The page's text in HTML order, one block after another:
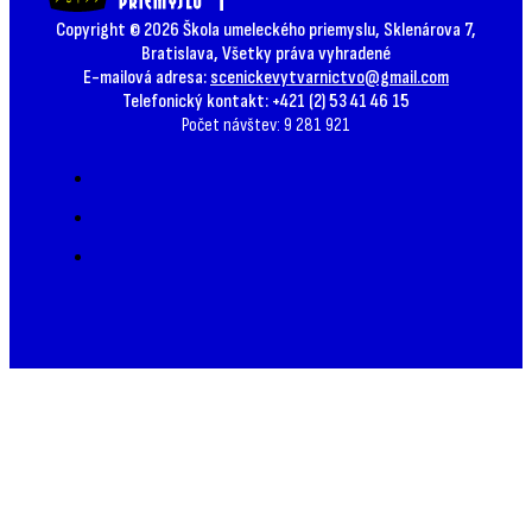
Copyright © 2026 Škola umeleckého priemyslu, Sklenárova 7,
Bratislava, Všetky práva vyhradené
E-mailová adresa: scenickevytvarnictvo@gmail.com
Telefonický kontakt: +421 (2) 53 41 46 15
Počet návštev: 9 281 921